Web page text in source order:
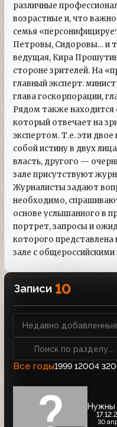
различные
возрастные и, что
семья
Петровы, Сидоровы… и
ведущая, Кира
стороне зрителей. На
главный эксперт:
глава госкорпорации,
Рядом также находится
который отвечает на
экспертом. Т.е. эти
собой истину в двух
власть, другого —
зале присутствуют
Журналисты задают
необходимо,
основе услышанного в
портрет, запросы и
которого представлена
зале с
Записи 10
Все годы1999 12004 3
Нужны
30